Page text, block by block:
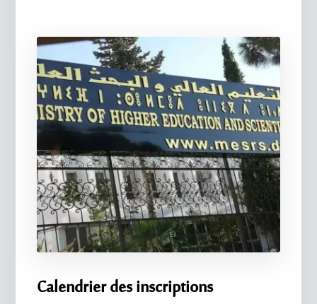
Calendrier des inscriptions